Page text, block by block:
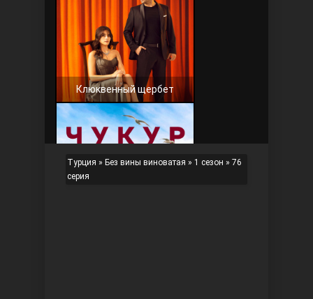
Клюквенный щербет
Турция » Без вины виноватая » 1 сезон » 76
серия